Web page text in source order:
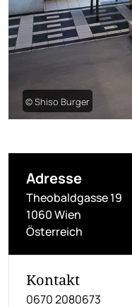
© Shiso Burger
Adresse
Theobaldgasse 19
1060 Wien
Österreich
Kontakt
0670 2080673